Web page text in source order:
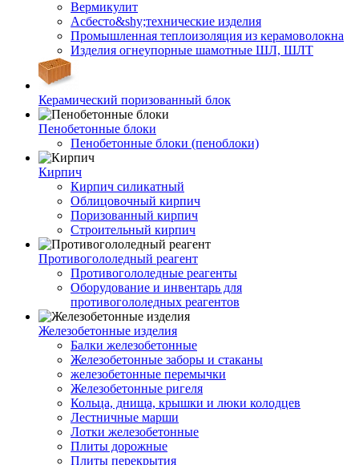
Вермикулит
Асбесто&shy;технические изделия
Промышленная теплоизоляция из керамоволокна
Изделия огнеупорные шамотные ШЛ, ШЛТ
Керамический поризованный блок
Пенобетонные блоки
Пенобетонные блоки (пеноблоки)
Кирпич
Кирпич силикатный
Облицовочный кирпич
Поризованный кирпич
Строительный кирпич
Противогололедный реагент
Противогололедные реагенты
Оборудование и инвентарь для
противогололедных реагентов
Железобетонные изделия
Балки железобетонные
Железобетонные заборы и стаканы
железобетонные перемычки
Железобетонные ригеля
Кольца, днища, крышки и люки колодцев
Лестничные марши
Лотки железобетонные
Плиты дорожные
Плиты перекрытия